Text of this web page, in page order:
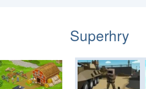
Superhry